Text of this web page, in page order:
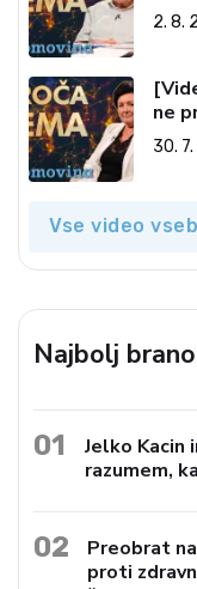
2. 8.
ne
7.
30.
Vse video
Najbolj
01
Jelko Kacin
razumem,
02
Preobrat
proti